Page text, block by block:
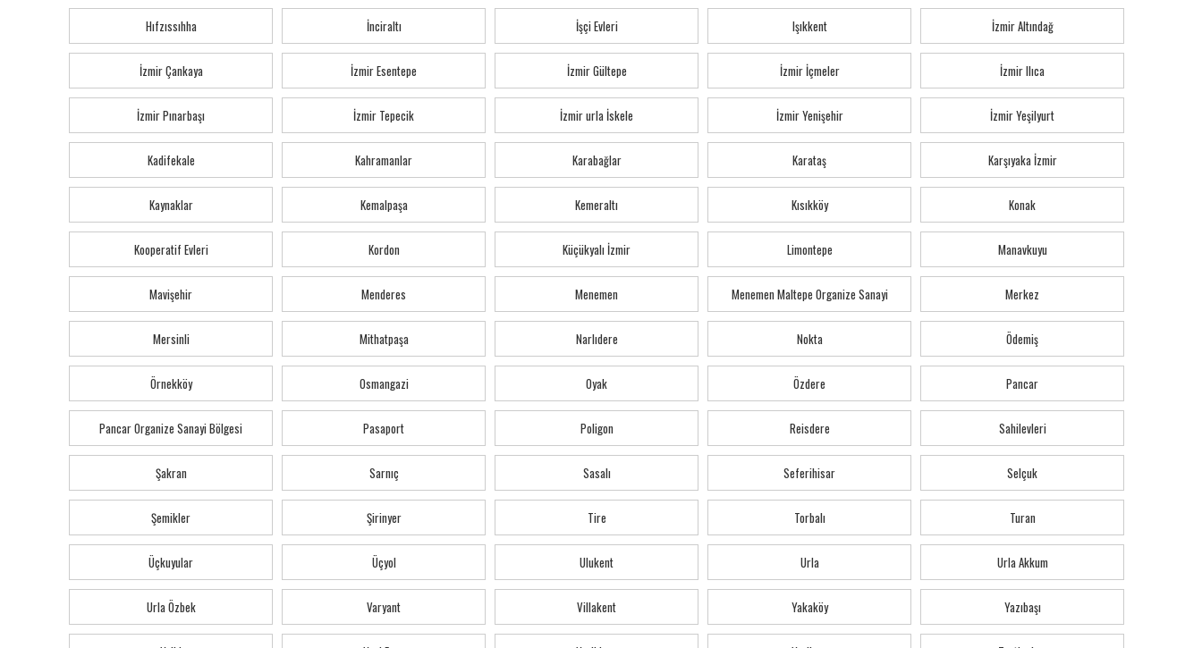
Hıfzıssıhha İnciraltı İşçi Evleri Işıkkent İzmir Altındağ
İzmir Çankaya İzmir Esentepe İzmir Gültepe İzmir İçmeler İzmir Ilıca
İzmir Pınarbaşı İzmir Tepecik İzmir urla İskele İzmir Yenişehir İzmir Yeşilyurt
Kadifekale Kahramanlar Karabağlar Karataş Karşıyaka İzmir
Kaynaklar Kemalpaşa Kemeraltı Kısıkköy Konak
Kooperatif Evleri Kordon Küçükyalı İzmir Limontepe Manavkuyu
Mavişehir Menderes Menemen Menemen Maltepe Organize Sanayi Merkez
Mersinli Mithatpaşa Narlıdere Nokta Ödemiş
Örnekköy Osmangazi Oyak Özdere Pancar
Pancar Organize Sanayi Bölgesi Pasaport Poligon Reisdere Sahilevleri
Şakran Sarnıç Sasalı Seferihisar Selçuk
Şemikler Şirinyer Tire Torbalı Turan
Üçkuyular Üçyol Ulukent Urla Urla Akkum
Urla Özbek Varyant Villakent Yakaköy Yazıbaşı